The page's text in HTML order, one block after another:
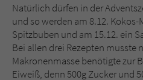
Natürlich dürfen in der
und so werden am 8.12. Kokos-
Spitzbuben und am 15.12. ein
Bei allen drei Rezepten musste
Makronenmasse benötigte zur
Eiweiß, denn 500g Zucker und